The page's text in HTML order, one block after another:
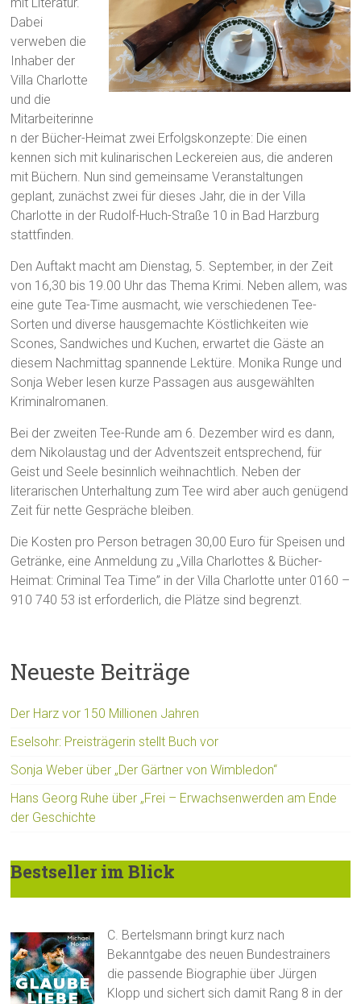
mit Literatur.
Dabei
verweben die
Inhaber der
Villa Charlotte
und die
Mitarbeiterinne
n der Bücher-Heimat zwei Erfolgskonzepte: Die einen
kennen sich mit kulinarischen Leckereien aus, die anderen
mit Büchern. Nun sind gemeinsame Veranstaltungen
geplant, zunächst zwei für dieses Jahr, die in der Villa
Charlotte in der Rudolf-Huch-Straße 10 in Bad Harzburg
stattfinden.
Den Auftakt macht am Dienstag, 5. September, in der Zeit
von 16,30 bis 19.00 Uhr das Thema Krimi. Neben allem, was
eine gute Tea-Time ausmacht, wie verschiedenen Tee-
Sorten und diverse hausgemachte Köstlichkeiten wie
Scones, Sandwiches und Kuchen, erwartet die Gäste an
diesem Nachmittag spannende Lektüre. Monika Runge und
Sonja Weber lesen kurze Passagen aus ausgewählten
Kriminalromanen.
Bei der zweiten Tee-Runde am 6. Dezember wird es dann,
dem Nikolaustag und der Adventszeit entsprechend, für
Geist und Seele besinnlich weihnachtlich. Neben der
literarischen Unterhaltung zum Tee wird aber auch genügend
Zeit für nette Gespräche bleiben.
Die Kosten pro Person betragen 30,00 Euro für Speisen und
Getränke, eine Anmeldung zu „Villa Charlottes & Bücher-
Heimat: Criminal Tea Time” in der Villa Charlotte unter 0160 –
910 740 53 ist erforderlich, die Plätze sind begrenzt.
Neueste Beiträge
Der Harz vor 150 Millionen Jahren
Eselsohr: Preisträgerin stellt Buch vor
Sonja Weber über „Der Gärtner von Wimbledon“
Hans Georg Ruhe über „Frei – Erwachsenwerden am Ende
der Geschichte
Bestseller im Blick
C. Bertelsmann bringt kurz nach
Bekanntgabe des neuen Bundestrainers
die passende Biographie über Jürgen
Klopp und sichert sich damit Rang 8 in der